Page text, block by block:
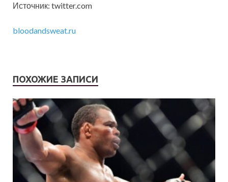
Источник: twitter.com
bloodandsweat.ru
ПОХОЖИЕ ЗАПИСИ